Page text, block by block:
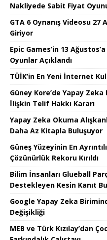
Nakliyede Sabit Fiyat
GTA 6 Oynanış Videosu 27
Giriyor
Epic Games’in 13
Oyunlar Açıklandı
TÜİK’in En Yeni İnternet
Güney Kore’de Yapay
İlişkin Telif Hakkı Kararı
Yapay Zeka Okuma
Daha Az Kitapla Buluşuyor
Güneş Yüzeyinin En
Çözünürlük Rekoru Kırıldı
Bilim İnsanları Glueball
Destekleyen Kesin Kanıt
Google Yapay Zeka
Değişikliği
MEB ve Türk Kızılay’dan